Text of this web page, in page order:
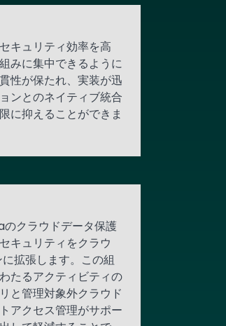
キュリティ効率を高
みに集中できるように
性が保たれ、実装が迅
ンとのネイティブ統合
に抑えることができま
クラウドデータ保護
キュリティをクラウ
拡張します。この組
たるアクティビティの
と管理対象外クラウド
アクセス管理がサポー